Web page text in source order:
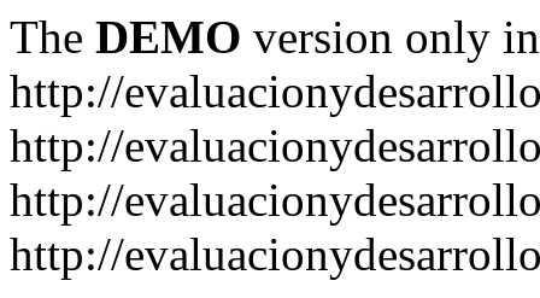
The DEMO version only
http://
http://
http://
http://